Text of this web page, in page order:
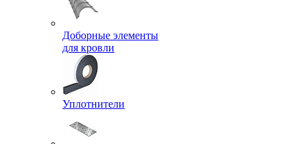
Доборные элементы
для кровли
Уплотнители